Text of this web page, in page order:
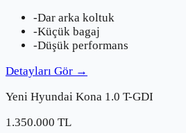
-Dar arka koltuk
-Küçük bagaj
-Düşük performans
Detayları Gör →
Yeni Hyundai Kona 1.0 T-GDI
1.350.000 TL